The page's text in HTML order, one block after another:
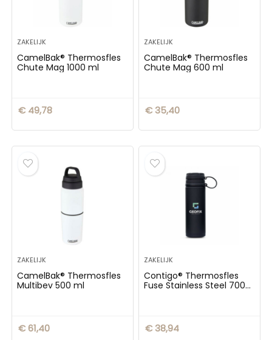
ZAKELIJK
CamelBak® Thermosfles
Chute Mag 1000 ml
€49,78
ZAKELIJK
CamelBak® Thermosfles
Chute Mag 600 ml
€35,40
ZAKELIJK
CamelBak® Thermosfles
Multibev 500 ml
€61,40
ZAKELIJK
Contigo® Thermosfles
Fuse Stainless Steel 700
€38,94